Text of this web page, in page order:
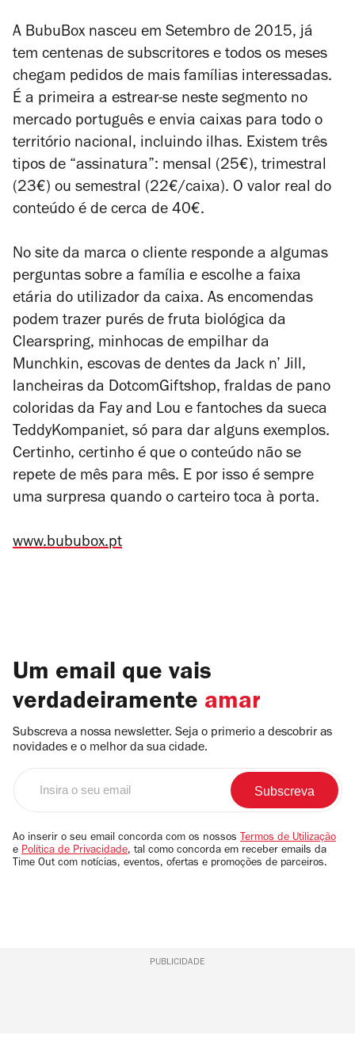
A BubuBox nasceu em Setembro de 2015, já
tem centenas de subscritores e todos os meses
chegam pedidos de mais famílias interessadas.
É a primeira a estrear-se neste segmento no
mercado português e envia caixas para todo o
território nacional, incluindo ilhas. Existem três
tipos de “assinatura”: mensal (25€), trimestral
(23€) ou semestral (22€/caixa). O valor real do
conteúdo é de cerca de 40€.
No site da marca o cliente responde a algumas
perguntas sobre a família e escolhe a faixa
etária do utilizador da caixa. As encomendas
podem trazer purés de fruta biológica da
Clearspring, minhocas de empilhar da
Munchkin, escovas de dentes da Jack n’ Jill,
lancheiras da DotcomGiftshop, fraldas de pano
coloridas da Fay and Lou e fantoches da sueca
TeddyKompaniet, só para dar alguns exemplos.
Certinho, certinho é que o conteúdo não se
repete de mês para mês. E por isso é sempre
uma surpresa quando o carteiro toca à porta.
www.bububox.pt
Um email que vais
verdadeiramente amar
Subscreva a nossa newsletter. Seja o primerio a descobrir as
novidades e o melhor da sua cidade.
email
Ao inserir o seu email concorda com os nossos Termos de Utilização
e Política de Privacidade, tal como concorda em receber emails da
Time Out com notícias, eventos, ofertas e promoções de parceiros.
PUBLICIDADE